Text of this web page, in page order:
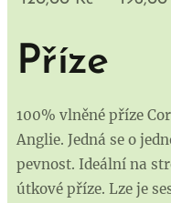
Příze
100% vlněné příze
Anglie. Jedná se o
pevnost. Ideální na
útkové příze. Lze je